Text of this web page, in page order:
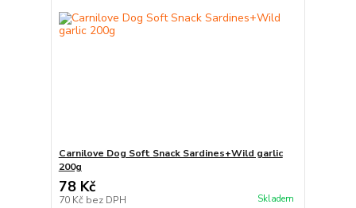
Carnilove Dog Soft Snack Sardines+Wild garlic
200g
78 Kč
70 Kč bez DPH Skladem